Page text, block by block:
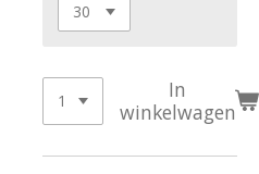
In
winkelwagen